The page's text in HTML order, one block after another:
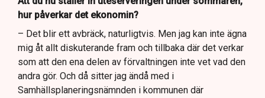
hur påverkar det ekonomin?
– Det blir ett avbräck, naturligtvis. Men jag kan inte ägna
mig åt allt diskuterande fram och tillbaka där det verkar
som att den ena delen av förvaltningen inte vet vad den
andra gör. Och då sitter jag ändå med i
Samhällsplaneringsnämnden i kommunen där